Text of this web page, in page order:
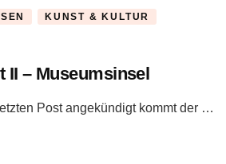
KUNST & KULTUR
II – Museumsinsel
Post angekündigt kommt der …